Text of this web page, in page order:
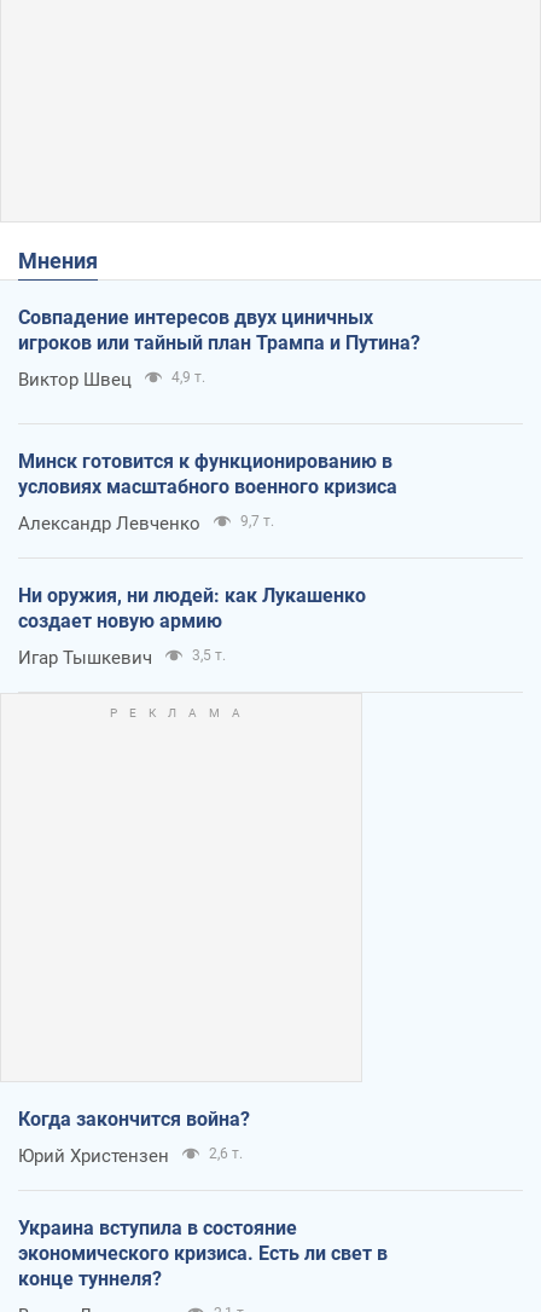
Мнения
Совпадение интересов двух циничных
игроков или тайный план Трампа и Путина?
Виктор Швец 4,9 т.
Минск готовится к функционированию в
условиях масштабного военного кризиса
Александр Левченко 9,7 т.
Ни оружия, ни людей: как Лукашенко
создает новую армию
Игар Тышкевич 3,5 т.
Когда закончится война?
Юрий Христензен 2,6 т.
Украина вступила в состояние
экономического кризиса. Есть ли свет в
конце туннеля?